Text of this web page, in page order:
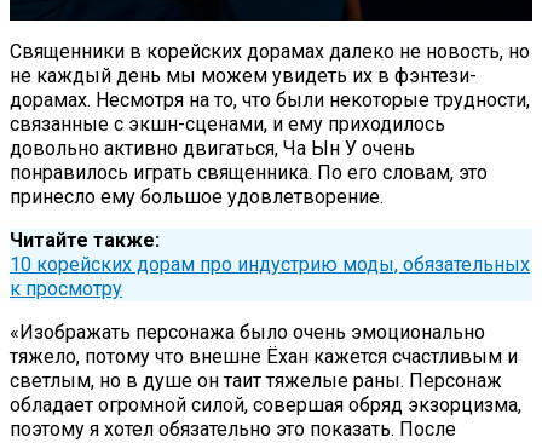
Священники в корейских дорамах далеко не новость, но
не каждый день мы можем увидеть их в фэнтези-
дорамах. Несмотря на то, что были некоторые трудности,
связанные с экшн-сценами, и ему приходилось
довольно активно двигаться, Ча Ын У очень
понравилось играть священника. По его словам, это
принесло ему большое удовлетворение.
Читайте также:
10 корейских дорам про индустрию моды, обязательных
к просмотру
«Изображать персонажа было очень эмоционально
тяжело, потому что внешне Ёхан кажется счастливым и
светлым, но в душе он таит тяжелые раны. Персонаж
обладает огромной силой, совершая обряд экзорцизма,
поэтому я хотел обязательно это показать. После